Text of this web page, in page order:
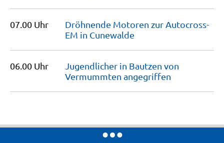
07.00 Uhr
Dröhnende Motoren zur Autocross-
EM in Cunewalde
06.00 Uhr
Jugendlicher in Bautzen von
Vermummten angegriffen